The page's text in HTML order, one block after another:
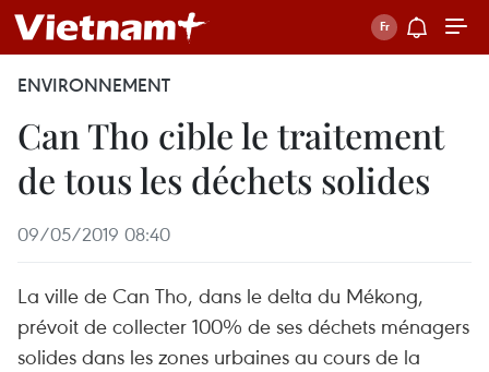
ENVIRONNEMENT
Can Tho cible le traitement
de tous les déchets solides
09/05/2019 08:40
La ville de Can Tho, dans le delta du Mékong,
prévoit de collecter 100% de ses déchets ménagers
solides dans les zones urbaines au cours de la